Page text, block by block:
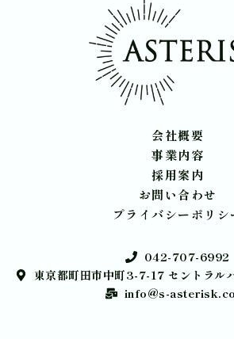
会社概要
事業内容
採用案内
お問い合わせ
プライバシーポリシ
042-707-6992
東京都町田市中町3-7-17 セントラル
info@s-